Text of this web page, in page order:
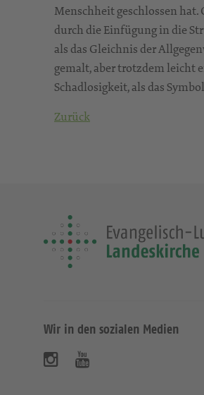
Menschheit geschlossen
durch die Einfügung in die
als das Gleichnis der
gemalt, aber trotzdem leicht
Schadlosigkeit, als das
Zurück
Wir in den sozialen Medien